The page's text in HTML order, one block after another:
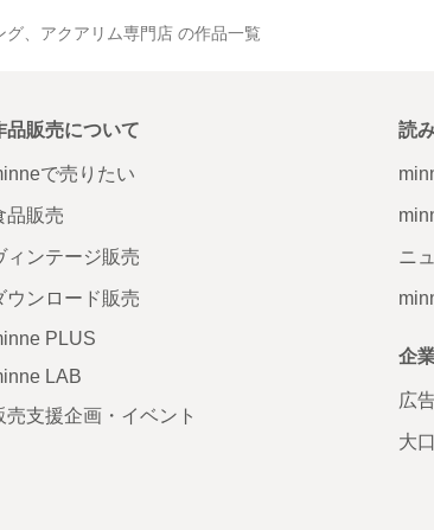
、アクアリム専門店 の作品一覧
品販売について
で売りたい
品販売
ィンテージ販売
ウンロード販売
PLUS
LAB
売支援企画・イベント
読
ニ
企
広
大